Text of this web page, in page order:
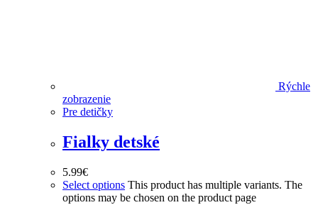
Rýchle
zobrazenie
Pre detičky
Fialky detské
5.99€
Select options This product has multiple variants. The
options may be chosen on the product page